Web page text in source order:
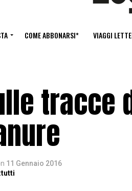
COME ABBONARSI* VIAGGI
11 Gennaio 2016